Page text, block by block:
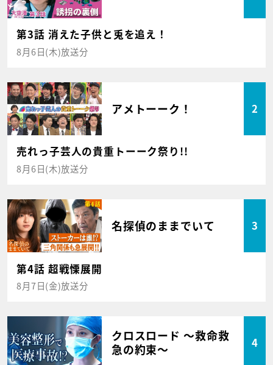
第3話 消えた子供と兎を追え！
8月6日(木)放送分
アメトーーク！ 2
売れっ子芸人の貴重トーーク祭り!!
8月6日(木)放送分
名探偵のままでいて 3
第4話 超戦慄展開
8月7日(金)放送分
クロスロード ～救命救
急の約束～
4